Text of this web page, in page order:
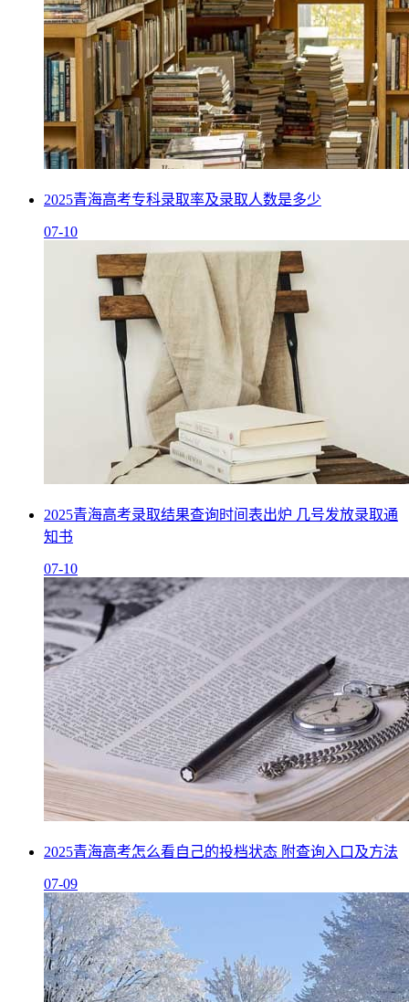
2025青海高考专科录取率及录取人数是多少
07-10
2025青海高考录取结果查询时间表出炉 几号发放录取通
知书
07-10
2025青海高考怎么看自己的投档状态 附查询入口及方法
07-09